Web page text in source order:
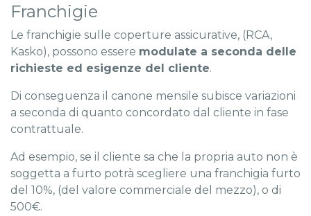
Franchigie
Le franchigie sulle coperture assicurative, (RCA,
Kasko), possono essere modulate a seconda delle
richieste ed esigenze del cliente.
Di conseguenza il canone mensile subisce variazioni
a seconda di quanto concordato dal cliente in fase
contrattuale.
Ad esempio, se il cliente sa che la propria auto non è
soggetta a furto potrà scegliere una franchigia furto
del 10%, (del valore commerciale del mezzo), o di
500€.